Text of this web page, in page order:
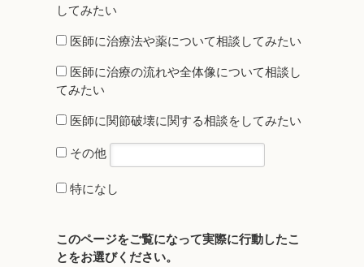
してみたい
医師に治療法や薬について相談してみたい
医師に治療の流れや全体像について相談し
てみたい
医師に関節破壊に関する相談をしてみたい
その他
特になし
このページをご覧になって実際に行動したこ
とをお選びください。